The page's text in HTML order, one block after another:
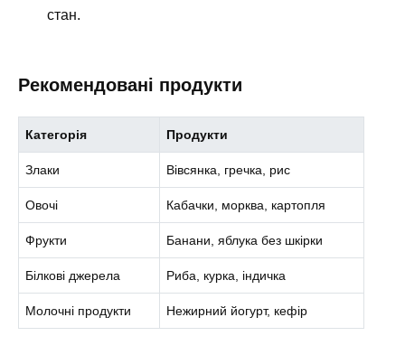
стан.
Рекомендовані продукти
Категорія Продукти
Злаки Вівсянка, гречка, рис
Овочі Кабачки, морква, картопля
Фрукти Банани, яблука без шкірки
Білкові джерела Риба, курка, індичка
Молочні продукти Нежирний йогурт, кефір